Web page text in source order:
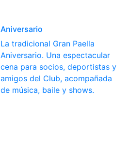
Aniversario
La tradicional Gran Paella
Aniversario. Una espectacular
cena para socios, deportistas y
amigos del Club, acompañada
de música, baile y shows.